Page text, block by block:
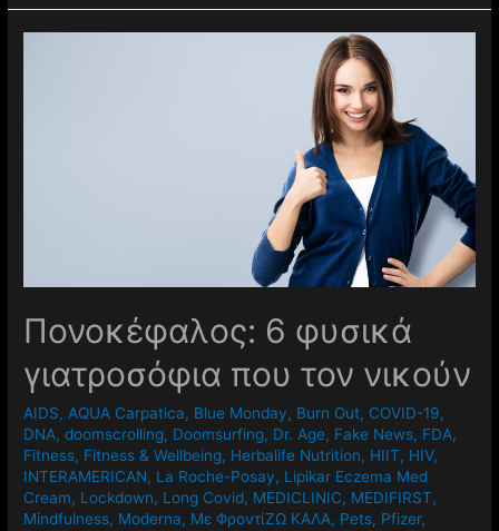
Πονοκέφαλος: 6 φυσικά
γιατροσόφια που τον νικούν
AIDS,AQUA Carpatica, Blue Monday, Burn Out, COVID-19,
DNA,doomscrolling, Doomsurfing, Dr. Age, Fake News, FDA,
Fitness, Fitness & Wellbeing, Herbalife Nutrition, HIIT, HIV,
INTERAMERICAN, La Roche-Posay, Lipikar Eczema Med
Cream, Lockdown, Long Covid, MEDICLINIC, MEDIFIRST,
Mindfulness, Moderna, Mε ΦροντίΖΩ ΚΑΛΑ, Pets, Pfizer,